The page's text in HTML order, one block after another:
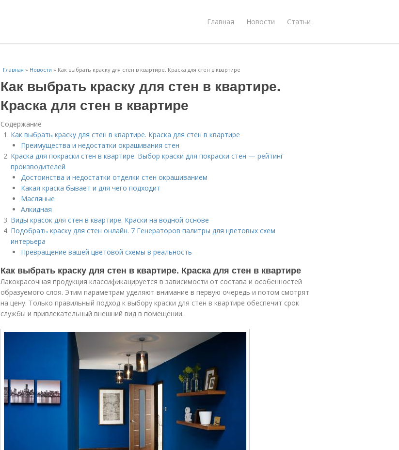
Главная Новости Статьи
Главная » Новости » Как выбрать краску для стен в квартире. Краска для стен в квартире
Как выбрать краску для стен в квартире.
Краска для стен в квартире
Содержание
Как выбрать краску для стен в квартире. Краска для стен в квартире
Преимущества и недостатки окрашивания стен
Краска для покраски стен в квартире. Выбор краски для покраски стен — рейтинг
производителей
Достоинства и недостатки отделки стен окрашиванием
Какая краска бывает и для чего подходит
Масляные
Алкидная
Виды красок для стен в квартире. Краски на водной основе
Подобрать краску для стен онлайн. 7 Генераторов палитры для цветовых схем
интерьера
Превращение вашей цветовой схемы в реальность
Как выбрать краску для стен в квартире. Краска для стен в квартире
Лакокрасочная продукция классификацируется в зависимости от состава и особенностей
образуемого слоя. Этим параметрам уделяют внимание в первую очередь и потом смотрят
на цену. Только правильный подход к выбору краски для стен в квартире обеспечит срок
службы и привлекательный внешний вид в помещении.